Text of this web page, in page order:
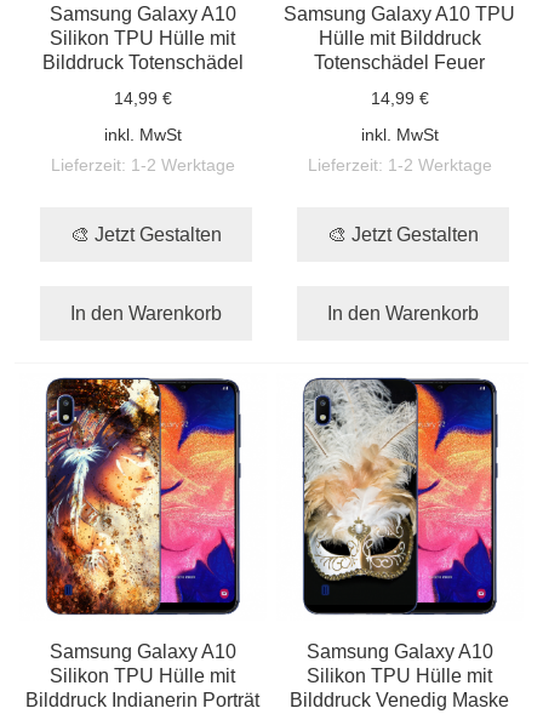
Samsung Galaxy A10
Silikon TPU Hülle mit
Bilddruck Totenschädel
14,99 €
inkl. MwSt
Lieferzeit: 1-2 Werktage
🎨 Jetzt Gestalten
In den Warenkorb
Samsung Galaxy A10 TPU
Hülle mit Bilddruck
Totenschädel Feuer
14,99 €
inkl. MwSt
Lieferzeit: 1-2 Werktage
🎨 Jetzt Gestalten
In den Warenkorb
Samsung Galaxy A10
Silikon TPU Hülle mit
Bilddruck Indianerin Porträt
Samsung Galaxy A10
Silikon TPU Hülle mit
Bilddruck Venedig Maske